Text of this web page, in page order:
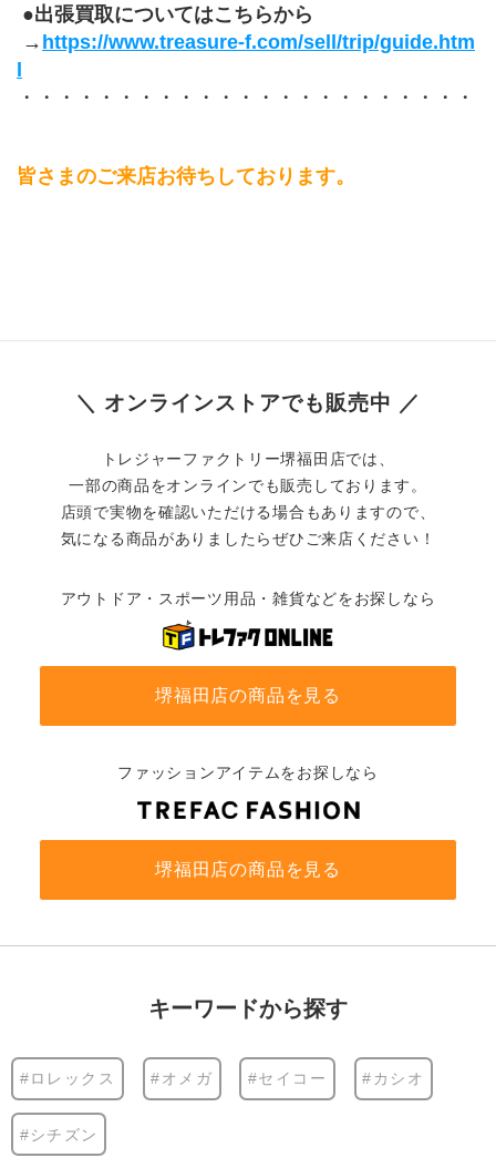
●出張買取についてはこちらから
→ https://www.treasure-f.com/sell/trip/guide.htm
・・・・・・・・・・・・・・・・・・・・・・・
皆さまのご来店お待ちしております。
＼ オンラインストアでも販売中 ／
トレジャーファクトリー堺福田店では、
一部の商品をオンラインでも販売しております。
店頭で実物を確認いただける場合もありますので、
気になる商品がありましたらぜひご来店ください！
アウトドア・スポーツ用品・雑貨などをお探しなら
堺福田店の商品を見る
ファッションアイテムをお探しなら
堺福田店の商品を見る
キーワードから探す
#ロレックス #オメガ #セイコー #カシオ
#シチズン